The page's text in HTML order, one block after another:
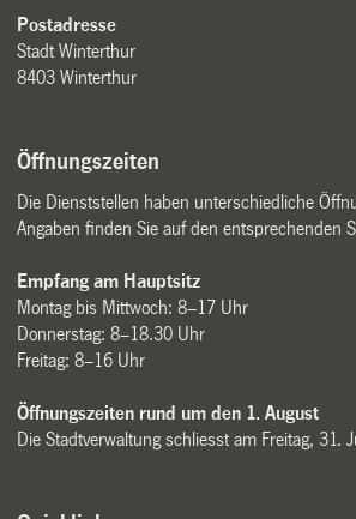
Postadresse
Stadt Winterthur
8403 Winterthur
Öffnungszeiten
Die Dienststellen haben unterschiedliche
Angaben finden Sie auf den entsprechenden
Empfang am Hauptsitz
Montag bis Mittwoch: 8–17 Uhr
Donnerstag: 8–18.30 Uhr
Freitag: 8–16 Uhr
Öffnungszeiten rund um den 1. August
Die Stadtverwaltung schliesst am Freitag, 31.